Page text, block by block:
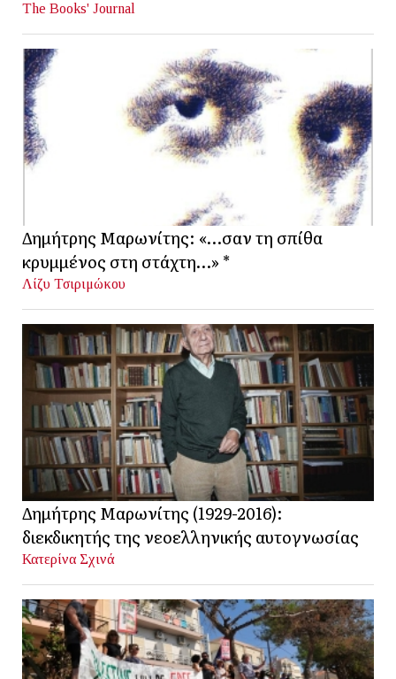
The Books' Journal
Δημήτρης Μαρωνίτης: «…σαν τη σπίθα
κρυμμένος στη στάχτη…» *
Λίζυ Τσιριμώκου
Δημήτρης Μαρωνίτης (1929-2016):
διεκδικητής της νεοελληνικής αυτογνωσίας
Κατερίνα Σχινά